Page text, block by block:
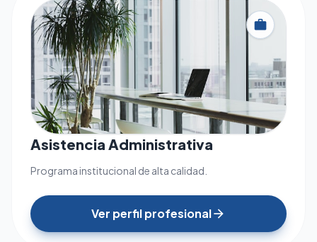
work
Asistencia Administrativa
Programa institucional de alta calidad.
Ver perfil profesionalarrow_forward